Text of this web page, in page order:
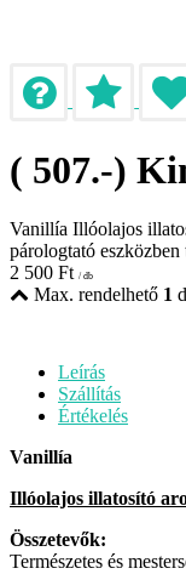
( 507.-)
Vanillía Illóolajos
párologtató
2 500 Ft / db
Max. rendelhető 1
Leírás
Szállítás
Értékelés
Vanillía
Illóolajos illatosító
Összetevők:
Természetes és